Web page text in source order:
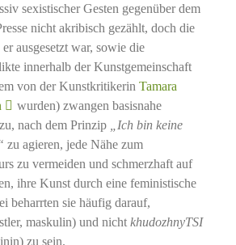
sexistischer Gesten gegenüber dem
nicht akribisch gezählt, doch die
ausgesetzt war, sowie die
innerhalb der Kunstgemeinschaft
von der Kunstkritikerin Tamara
wurden) zwangen basisnahe
nach dem Prinzip
„Ich bin keine
zu agieren, jede Nähe zum
zu vermeiden und schmerzhaft auf
ihre Kunst durch eine feministische
beharrten sie häufig darauf,
maskulin) und nicht khudozhnyTSI
zu sein.